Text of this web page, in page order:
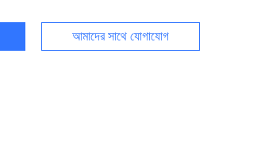
আমাদের সাথে যোগাযোগ